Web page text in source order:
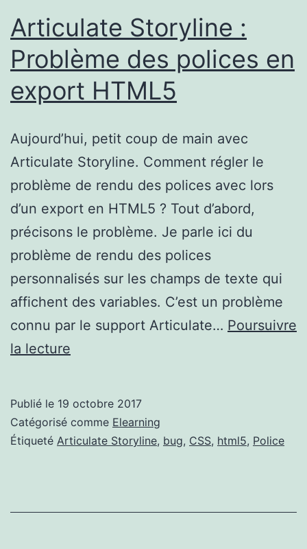
Articulate Storyline :
Problème des polices en
export HTML5
Aujourd’hui, petit coup de main avec
Articulate Storyline. Comment régler le
problème de rendu des polices avec lors
d’un export en HTML5 ? Tout d’abord,
précisons le problème. Je parle ici du
problème de rendu des polices
personnalisés sur les champs de texte qui
affichent des variables. C’est un problème
connu par le support Articulate… Poursuivre
la lecture
Problème
des
export
Publié le 19 octobre 2017
Catégorisé comme Elearning
Étiqueté Articulate Storyline, bug, CSS, html5, Police